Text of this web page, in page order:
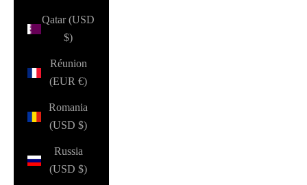
Qatar (USD
$)
Réunion
(EUR €)
Romania
(USD $)
Russia
(USD $)